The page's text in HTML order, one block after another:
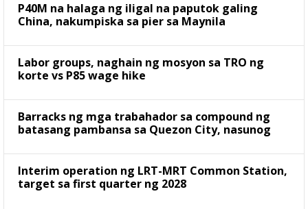
P40M na halaga ng iligal na paputok galing
China, nakumpiska sa pier sa Maynila
Labor groups, naghain ng mosyon sa TRO ng
korte vs P85 wage hike
Barracks ng mga trabahador sa compound ng
batasang pambansa sa Quezon City, nasunog
Interim operation ng LRT-MRT Common Station,
target sa first quarter ng 2028